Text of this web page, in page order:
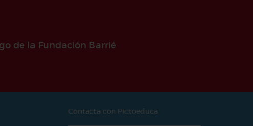
de la Fundación Barrié
Contacta con Pictoeduca